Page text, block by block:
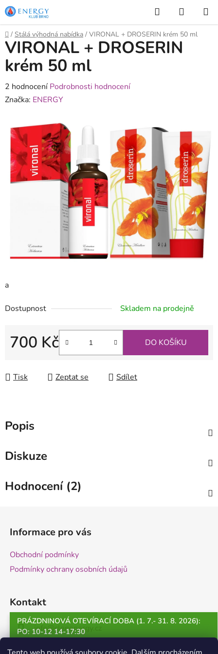
Přejít
na
obsah
PRÁZDNINOVÁ OTEVÍRACÍ DOBA (1. 7.- 31. 8. 2026):
PO: 10-12 14-17:30
Hledat
KOŠÍK
Domů
/ Stálá výhodná nabídka / VIRONAL + DROSERIN krém 50 ml
a
Dostupnost Skladem na prodejně
700 Kč DO KOŠÍKU
Tisk Zeptat se Sdílet
VIRONAL + DROSERIN
krém 50 ml
Průměrné
hodnocení
je
3,0
hvězdiček.
2 hodnocení Podrobnosti hodnocení
Značka: ENERGY
Popis
Diskuze
Hodnocení (2)
Informace pro vás
Obchodní podmínky
Podmínky ochrany osobních údajů
Kontakt
info@clenenergy.cz
+420 530 500 422